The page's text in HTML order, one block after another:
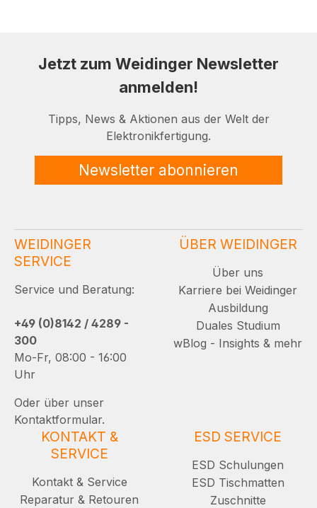
Jetzt zum Weidinger Newsletter
anmelden!
Tipps, News & Aktionen aus der Welt der
Elektronikfertigung.
Newsletter abonnieren
WEIDINGER
SERVICE
Service und Beratung:
+49 (0)8142 / 4289 -
300
Mo-Fr, 08:00 - 16:00
Uhr
Oder über unser
Kontaktformular.
ÜBER WEIDINGER
Über uns
Karriere bei Weidinger
Ausbildung
Duales Studium
wBlog - Insights & mehr
KONTAKT &
SERVICE
Kontakt & Service
Reparatur & Retouren
ESD SERVICE
ESD Schulungen
ESD Tischmatten
Zuschnitte